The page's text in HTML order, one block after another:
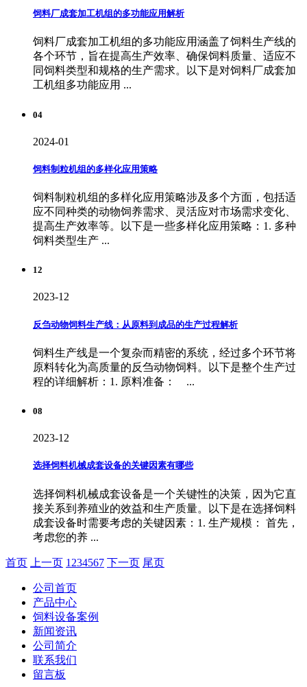
饲料厂成套加工机组的多功能应用解析
饲料厂成套加工机组的多功能应用涵盖了饲料生产线的
各个环节，旨在提高生产效率、确保饲料质量、适应不
同饲料类型和规格的生产需求。以下是对饲料厂成套加
工机组多功能应用 ...
04
2024-01
饲料制粒机组的多样化应用策略
饲料制粒机组的多样化应用策略涉及多个方面，包括适
应不同种类的动物饲养需求、灵活应对市场需求变化、
提高生产效率等。以下是一些多样化应用策略：1. 多种
饲料类型生产 ...
12
2023-12
反刍动物饲料生产线：从原料到成品的生产过程解析
饲料生产线是一个复杂而精密的系统，经过多个环节将
原料转化为高质量的反刍动物饲料。以下是整个生产过
程的详细解析：1. 原料准备： ...
08
2023-12
选择饲料机械成套设备的关键因素有哪些
选择饲料机械成套设备是一个关键性的决策，因为它直
接关系到养殖业的效益和生产质量。以下是在选择饲料
成套设备时需要考虑的关键因素：1. 生产规模： 首先，
考虑您的养 ...
首页 上一页 1 234567 下一页 尾页
公司首页
产品中心
饲料设备案例
新闻资讯
公司简介
联系我们
留言板